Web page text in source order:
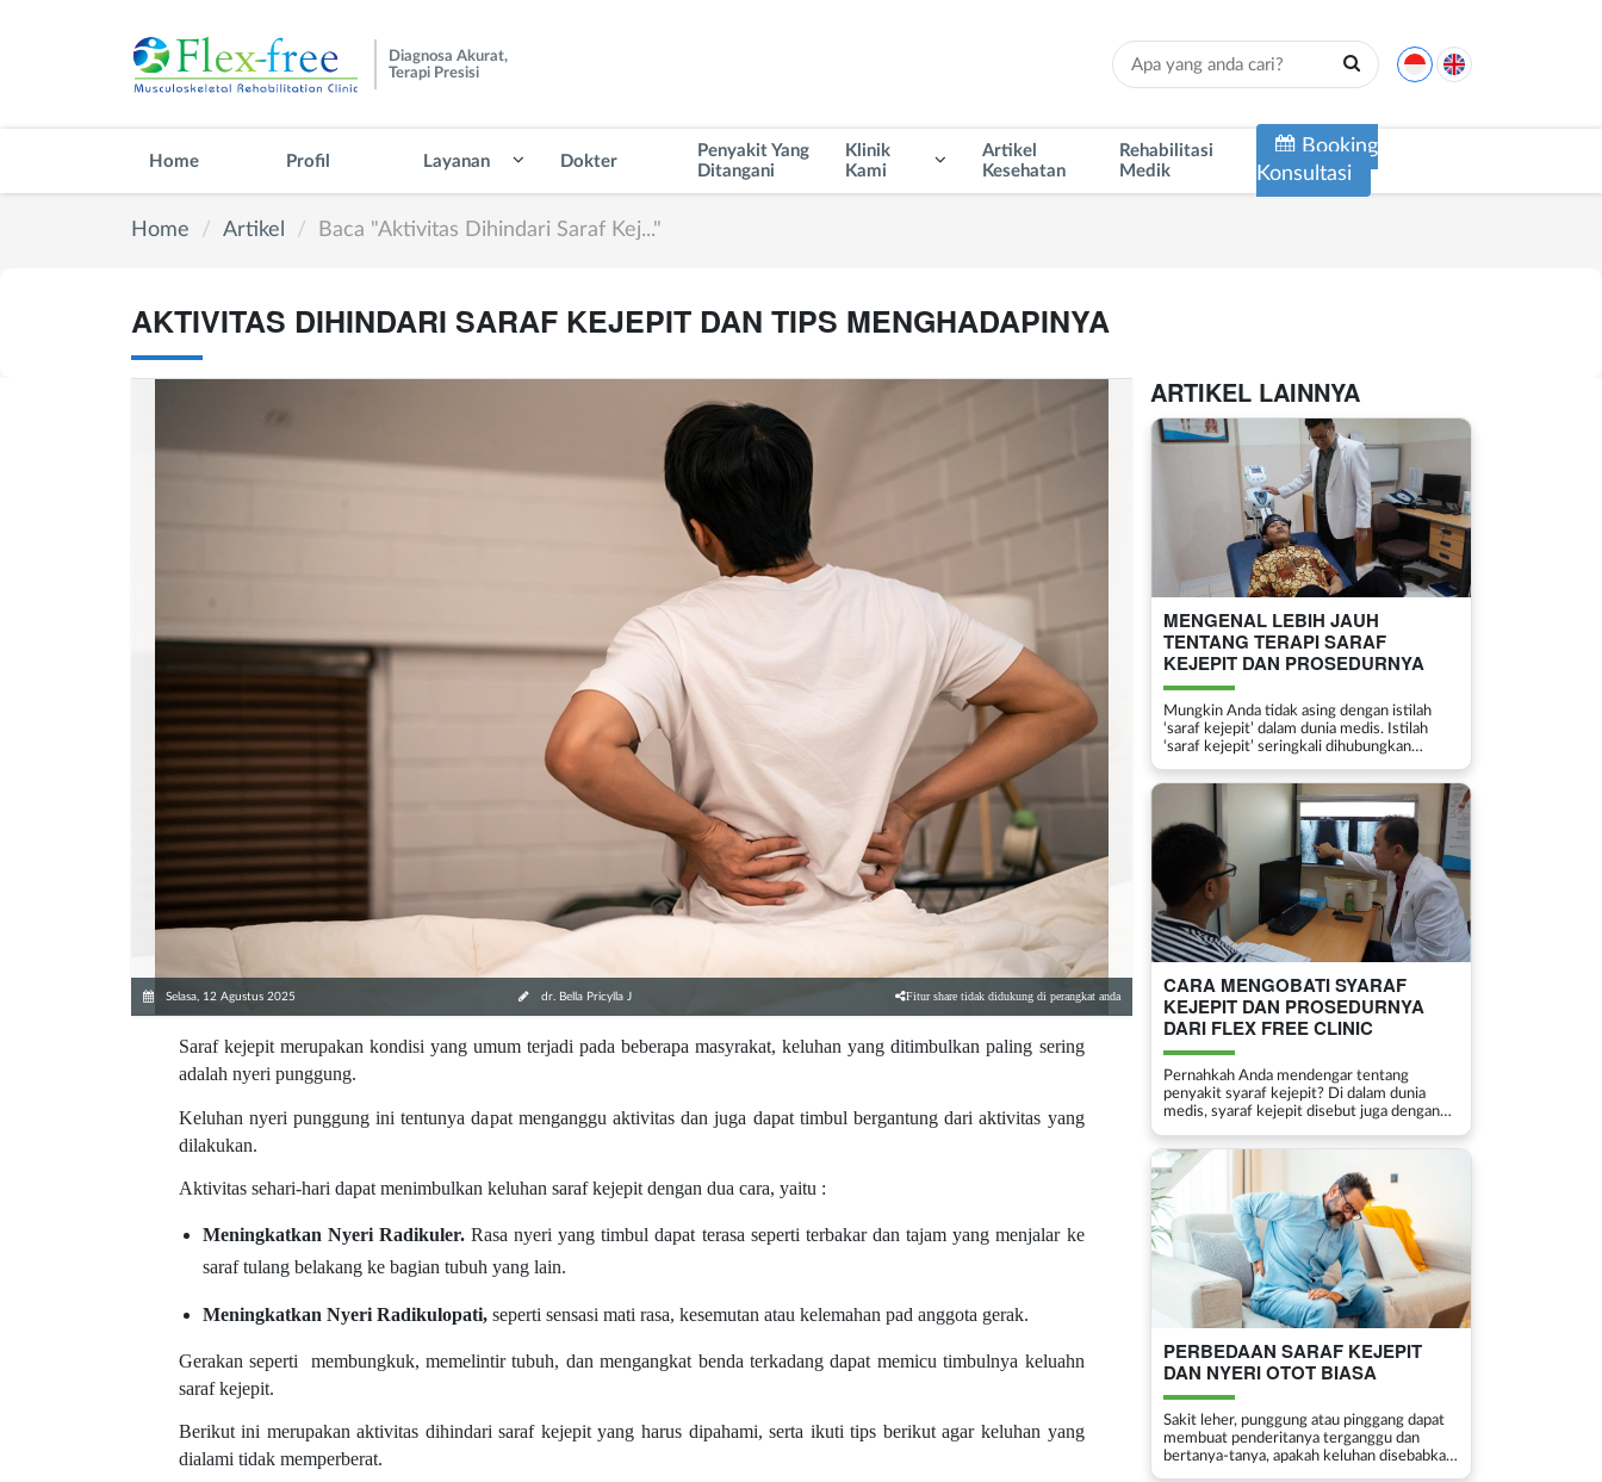
Diagnosa Akurat,
Terapi Presisi
Home Profil Layanan Dokter
Penyakit Yang
Ditangani
Klinik
Kami
Artikel
Kesehatan
Rehabilitasi
Medik
Booking
Konsultasi
Home Artikel Baca "Aktivitas Dihindari Saraf Kej..."
AKTIVITAS DIHINDARI SARAF KEJEPIT DAN TIPS MENGHADAPINYA
Selasa, 12 Agustus 2025 dr. Bella Pricylla J Fitur share tidak didukung di perangkat anda
Saraf kejepit merupakan kondisi yang umum terjadi pada beberapa masyrakat, keluhan yang ditimbulkan paling sering
adalah nyeri punggung.
Keluhan nyeri punggung ini tentunya dapat menganggu aktivitas dan juga dapat timbul bergantung dari aktivitas yang
dilakukan.
Aktivitas sehari-hari dapat menimbulkan keluhan saraf kejepit dengan dua cara, yaitu :
Meningkatkan Nyeri Radikuler. Rasa nyeri yang timbul dapat terasa seperti terbakar dan tajam yang menjalar ke
saraf tulang belakang ke bagian tubuh yang lain.
Meningkatkan Nyeri Radikulopati,seperti sensasi mati rasa, kesemutan atau kelemahan pad anggota gerak.
Gerakan seperti membungkuk, memelintir tubuh, dan mengangkat benda terkadang dapat memicu timbulnya keluahn
saraf kejepit.
Berikut ini merupakan aktivitas dihindari saraf kejepit yang harus dipahami, serta ikuti tips berikut agar keluhan yang
dialami tidak memperberat.
ARTIKEL LAINNYA
MENGENAL LEBIH JAUH
TENTANG TERAPI SARAF
KEJEPIT DAN PROSEDURNYA
Mungkin Anda tidak asing dengan istilah
‘saraf kejepit’ dalam dunia medis. Istilah
‘saraf kejepit’ seringkali dihubungkan
atau berjalan. Salah satu penanganan medis
untuk membantu peny...
CARA MENGOBATI SYARAF
KEJEPIT DAN PROSEDURNYA
DARI FLEX FREE CLINIC
Pernahkah Anda mendengar tentang
penyakit syaraf kejepit? Di dalam dunia
medis, syaraf kejepit disebut juga dengan
pulposus (HNP). Istilah ‘syaraf kejepit’
seringkali dihubungkan dengan ...
PERBEDAAN SARAF KEJEPIT
DAN NYERI OTOT BIASA
Sakit leher, punggung atau pinggang dapat
membuat penderitanya terganggu dan
bertanya-tanya, apakah keluhan disebabkan